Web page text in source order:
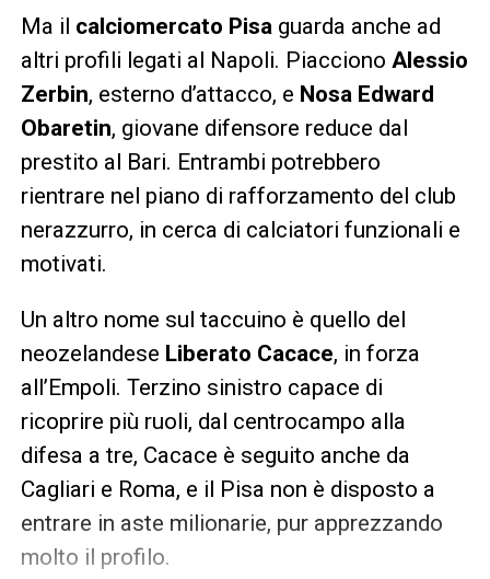
Ma il calciomercato Pisa guarda anche ad
altri profili legati al Napoli. Piacciono Alessio
Zerbin, esterno d’attacco, e Nosa Edward
Obaretin, giovane difensore reduce dal
prestito al Bari. Entrambi potrebbero
rientrare nel piano di rafforzamento del club
nerazzurro, in cerca di calciatori funzionali e
motivati.
Un altro nome sul taccuino è quello del
neozelandese Liberato Cacace, in forza
all’Empoli. Terzino sinistro capace di
ricoprire più ruoli, dal centrocampo alla
difesa a tre, Cacace è seguito anche da
Cagliari e Roma, e il Pisa non è disposto a
entrare in aste milionarie, pur apprezzando
molto il profilo.